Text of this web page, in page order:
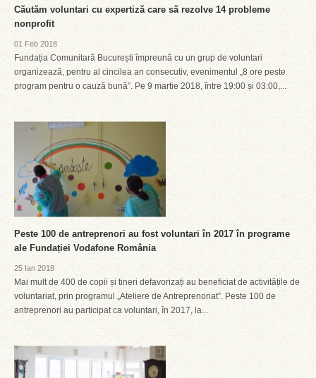
Căutăm voluntari cu expertiză care să rezolve 14 probleme
nonprofit
01 Feb 2018
Fundația Comunitară București împreună cu un grup de voluntari
organizează, pentru al cincilea an consecutiv, evenimentul „8 ore peste
program pentru o cauză bună”. Pe 9 martie 2018, între 19:00 și 03:00,...
Peste 100 de antreprenori au fost voluntari în 2017 în programe
ale Fundației Vodafone România
25 Ian 2018
Mai mult de 400 de copii și tineri defavorizați au beneficiat de activitățile de
voluntariat, prin programul „Ateliere de Antreprenoriat”. Peste 100 de
antreprenori au participat ca voluntari, în 2017, la...